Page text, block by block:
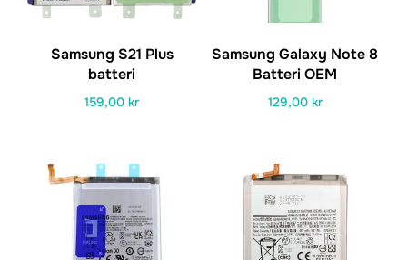
Samsung S21 Plus
batteri
159,00kr
Samsung Galaxy Note 8
Batteri OEM
129,00 kr